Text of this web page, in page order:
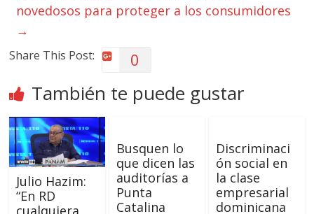
novedosos para proteger a los consumidores
→
Share This Post: 0
También te puede gustar
Julio Hazim:
“En RD
cualquiera
Busquen lo
que dicen las
auditorías a
Punta
Catalina
Discriminaci
ón social en
la clase
empresarial
dominicana